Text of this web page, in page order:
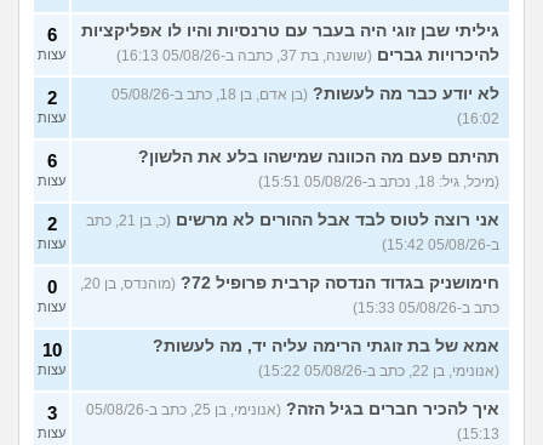
הוא משחק במחשב ולא יורד
למקלט, מה לעשות? (מטומטם
מסכן חיים או, בת 35)
העמק, איך להתמודד?
(דואגת, בן 38)
3
עצות
המבחנים במיון בשביל לעבור
את המיון של אשכול חיל
האוויר? (מלשבית, בת 19)
עצות
למה באים בטענות על גיוס
חרדים?
(המשטמט, בן 20)
10
עצות
יש לי כמה שאלות בנוגע לצו
מילואים בשגרה (אנונימי, בן 21)
1
עצות
איך הגענו ל7/10? איפה היו
כולם?
(לירן, בת 30)
14
עצות
עוד שאלות חדשות במדור
גיליתי שבן זוגי היה בעבר עם טרנסיות והיו לו אפליקציות
להיכרויות גברים (שושנה, בת 37, כתבה ב-05/08/26 16:13)
6
עצות
לא יודע כבר מה לעשות?
(בן אדם, בן 18, כתב ב-05/08/26
16:02)
2
עצות
תהיתם פעם מה הכוונה שמישהו בלע את הלשון?
(מיכל, גיל: 18, נכתב ב-05/08/26 15:51)
6
עצות
אני רוצה לטוס לבד אבל ההורים לא מרשים
(כ, בן 21, כתב
ב-05/08/26 15:42)
2
עצות
חימושניק בגדוד הנדסה קרבית פרופיל 72?
(מוהנדס, בן 20,
כתב ב-05/08/26 15:33)
0
עצות
אמא של בת זוגתי הרימה עליה יד, מה לעשות?
(אנונימי, בן 22, כתב ב-05/08/26 15:22)
10
עצות
איך להכיר חברים בגיל הזה?
(אנונימי, בן 25, כתב ב-05/08/26
15:13)
3
עצות